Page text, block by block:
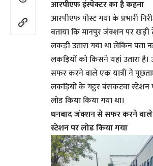
आरपीएफ इंस्पेक्टर का है कहना
आरपीएफ पोस्ट गया के प्रभारी
बताया कि मानपुर जंक्शन पर
लकड़ी उतारा गया था लेकिन पता
लकड़ियों को किसने यहां उतारा है।
सफर करने वाले एक यात्री ने
लकड़ियों के गट्ठर बंसकटवा स्टेशन
लोड किया किया गया था।
धनबाद जंक्शन से सफर करने वाले
स्टेशन पर लोड किया गया